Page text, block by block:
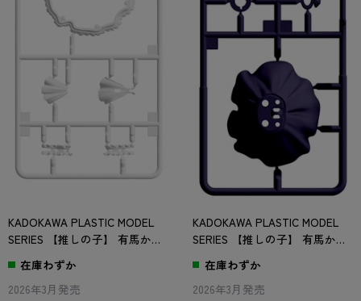
KADOKAWA PLASTIC MODEL
SERIES 【推しの子】 有馬かな
/ 有馬かな DX ver. Fパーツ
在庫わずか
2026年3月発売
KADOKAWA PLASTIC MODEL
SERIES 【推しの子】 有馬かな
/ 有馬かな DX ver. Gパーツ
在庫わずか
2026年3月発売